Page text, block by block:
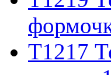
T1217